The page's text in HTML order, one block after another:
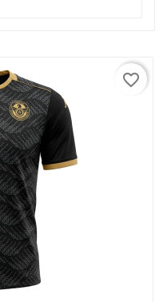
favorite_border